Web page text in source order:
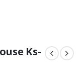
Ks-